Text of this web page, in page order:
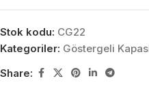
Stok kodu: CG22
Kategoriler: Göstergeli
Share: